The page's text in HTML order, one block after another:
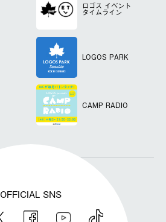
ロゴス イベント
タイムライン
LOGOS PARK
CAMP RADIO
OFFICIAL SNS